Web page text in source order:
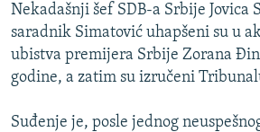
SVE KARTE DEJTONA
NASTANAK I RASPAD JUGOSLAVIJE
Nekadašnji šef SDB-a Srbije Jovica
saradnik Simatović uhapšeni su u
ubistva premijera Srbije Zorana
godine, a zatim su izručeni
Suđenje je, posle jednog